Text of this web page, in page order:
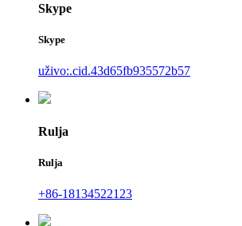
Skype
Skype
uživo:.cid.43d65fb935572b57
Rulja
Rulja
+86-18134522123